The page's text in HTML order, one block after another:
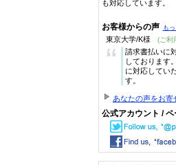
も対応しています。
お客様からの声 も
東京大学/K様 (ご利
“
請求書払いに
しております
に対応してい
す。
あなたの声をお寄
公式アカウント / ペ